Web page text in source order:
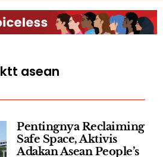
ktt asean
Pentingnya Reclaiming
Safe Space, Aktivis
Adakan Asean People’s